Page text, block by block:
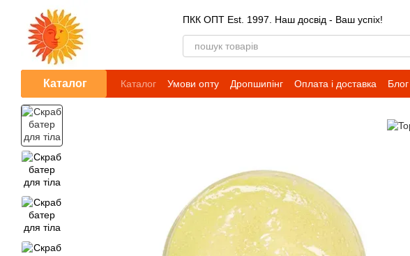
Перейти до основного контенту
ПКК ОПТ Est. 1997. Наш досвід - Ваш успіх!
Каталог Каталог Умови опту Дропшипінг Оплата і доставка Блог